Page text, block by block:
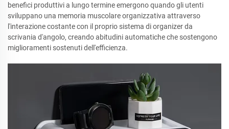
benefici produttivi a lungo termine emergono quando gli utenti
sviluppano una memoria muscolare organizzativa attraverso
l'interazione costante con il proprio sistema di organizer da
scrivania d'angolo, creando abitudini automatiche che sostengono
miglioramenti sostenuti dell'efficienza.